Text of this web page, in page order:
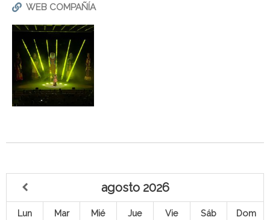
WEB COMPAÑÍA
agosto 2026
Lun Mar Mié Jue Vie Sáb
Dom